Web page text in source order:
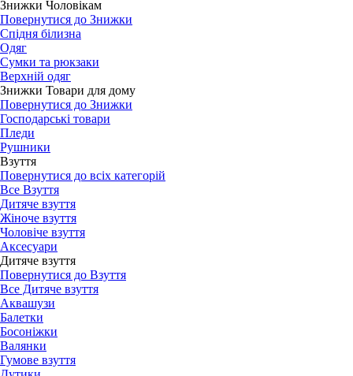
Знижки Чоловікам
Повернутися до Знижки
Спідня білизна
Одяг
Сумки та рюкзаки
Верхній одяг
Знижки Товари для дому
Повернутися до Знижки
Господарські товари
Пледи
Рушники
Взуття
Повернутися до всіх категорій
Все Взуття
Дитяче взуття
Жіноче взуття
Чоловіче взуття
Аксесуари
Дитяче взуття
Повернутися до Взуття
Все Дитяче взуття
Аквашузи
Балетки
Босоніжки
Валянки
Гумове взуття